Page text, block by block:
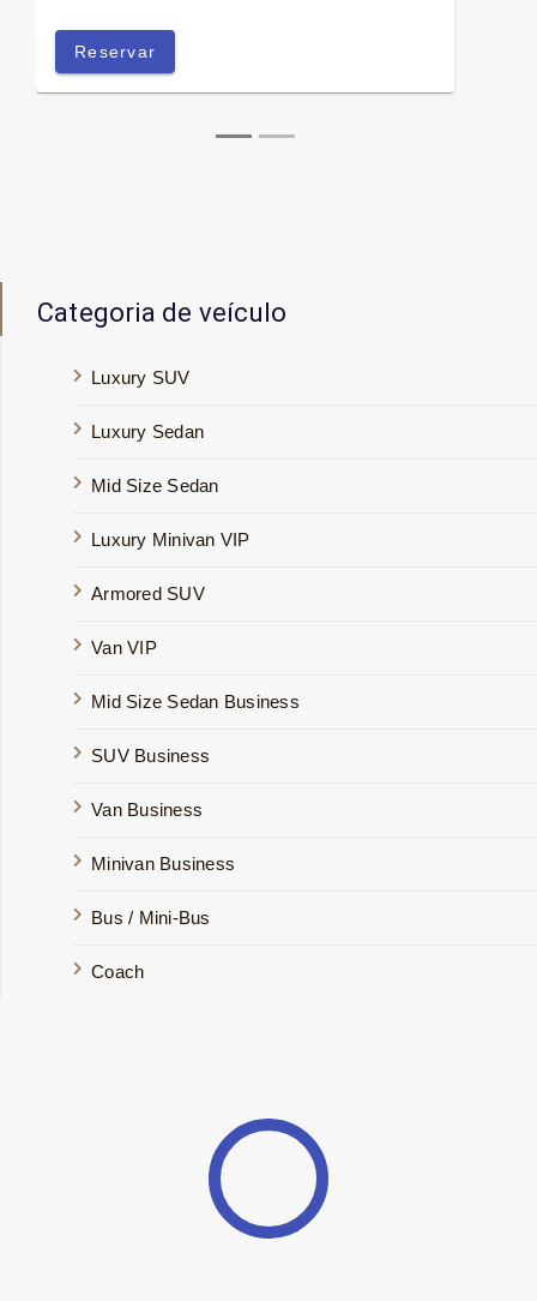
Reservar
Categoria de veículo
Luxury SUV
Luxury Sedan
Mid Size Sedan
Luxury Minivan VIP
Armored SUV
Van VIP
Mid Size Sedan Business
SUV Business
Van Business
Minivan Business
Bus / Mini-Bus
Coach